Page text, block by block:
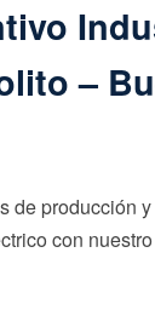
–
de producción
con